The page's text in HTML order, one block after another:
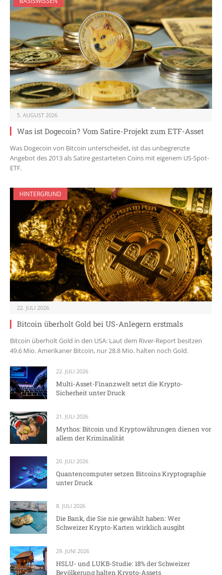
5. AUGUST 2026
Was ist Dogecoin? Vom Satire-Projekt zum ETF-Asset
Was Dogecoin von Bitcoin unterscheidet, ist das unbegrenzte
Angebot des 2013 als Satire gestarteten Coins mit eigenem US-Spot-
ETF.
HINTERGRUND
22. JULI 2026
Bitcoin überholt Gold bei US-Anlegern erstmals
Bitcoin überholt Gold in den USA: Laut dem River-Report besitzen
49.6 Mio. Amerikaner Bitcoin, nur 28.8 Mio. halten noch Gold.
22. JULI 2026
Multi-Asset-Finanzwelt setzt die Krypto-
Sicherheit unter Druck
21. JULI 2026
Mythos: Bitcoin und Kryptowährungen dienen vor
allem der Kriminalität
20. JULI 2026
Quantencomputer setzen Bitcoins Kryptographie
unter Druck
8. JULI 2026
Die Bank, die Sie nie gewählt haben: Wer
Schweizer Krypto-Karten wirklich ausgibt
29. JUNI 2026
HSLU- und LUKB-Studie: 18% der Schweizer
Bevölkerung halten Krypto-Assets